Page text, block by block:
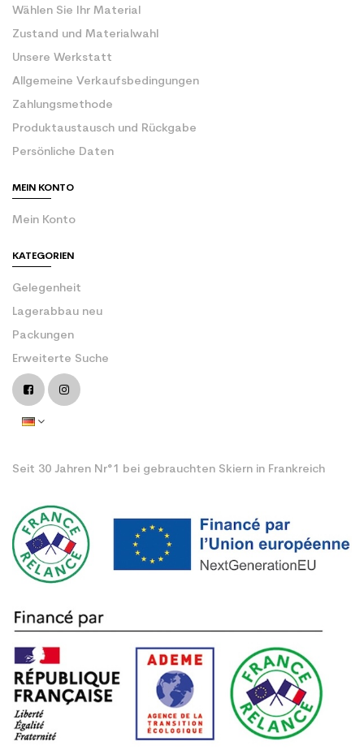
Wählen Sie Ihr Material
Zustand und Materialwahl
Unsere Werkstatt
Allgemeine Verkaufsbedingungen
Zahlungsmethode
Produktaustausch und Rückgabe
Persönliche Daten
MEIN KONTO
Mein Konto
KATEGORIEN
Gelegenheit
Lagerabbau neu
Packungen
Erweiterte Suche
Seit 30 Jahren Nr°1 bei gebrauchten Skiern in Frankreich